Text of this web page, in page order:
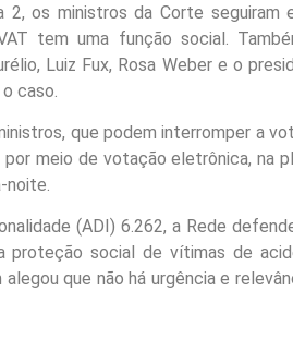
os ministros da Corte seguiram
tem uma função social.
Luiz Fux, Rosa Weber e o
caso.
que podem interromper a
meio de votação eletrônica, na
noite.
(ADI) 6.262, a Rede
proteção social de vítimas de
que não há urgência e